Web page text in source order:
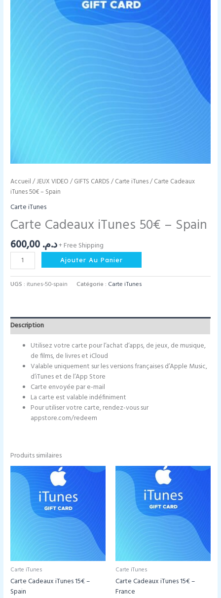
Accueil /JEUX VIDEO /GIFTS CARDS /Carte iTunes/ Carte Cadeaux
iTunes 50€ – Spain
Carte iTunes
Carte Cadeaux iTunes 50€ – Spain
د.م.+ Free Shipping
quantité
de
Carte
Cadeaux
-
Spain
Ajouter Au Panier
UGS : itunes-50-spain Catégorie : Carte iTunes
Description
Utilisez votre carte pour l’achat d’apps, de jeux, de musique,
de films, de livres et iCloud
Valable uniquement sur les versions françaises d’Apple Music,
d’iTunes et de l’App Store
Carte envoyée par e-mail
La carte est valable indéfiniment
Pour utiliser votre carte, rendez-vous sur
appstore.com/redeem
Produits similaires
Carte iTunes
Carte Cadeaux iTunes 15€ –
Spain
Carte iTunes
Carte Cadeaux iTunes 15€ –
France